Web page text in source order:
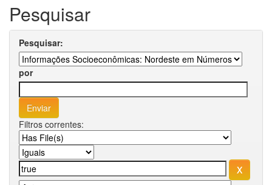
Pesquisar
Pesquisar:
por
Filtros correntes: